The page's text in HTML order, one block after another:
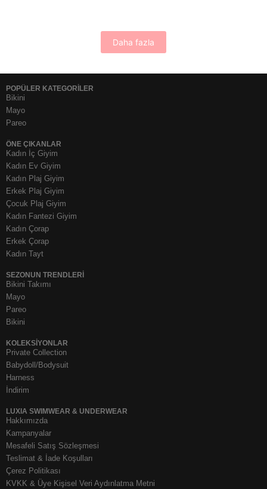
Daha fazla
POPÜLER KATEGORİLER
Bikini
Mayo
Pareo
ÖNE ÇIKANLAR
Kadın İç Giyim
Kadın Ev Giyim
Kadın Plaj Giyim
Erkek Plaj Giyim
Çocuk Plaj Giyim
Kadın Fantezi Giyim
Kadın Çorap
Erkek Çorap
Kadın Tayt
SEZONUN TRENDLERI
Bikini Takımı
Mayo
Pareo
Bikini
KOLEKSIYONLAR
Private Collection
Babydoll/Bodysuit
Harness
İndirim
LUXIA SWIMWEAR & UNDERWEAR
Hakkımızda
Kampanyalar
Mesafeli Satış Sözleşmesi
Teslimat & İade Koşulları
Çerez Politikası
KVKK & Üye Kişisel Veri Aydınlatma Metni